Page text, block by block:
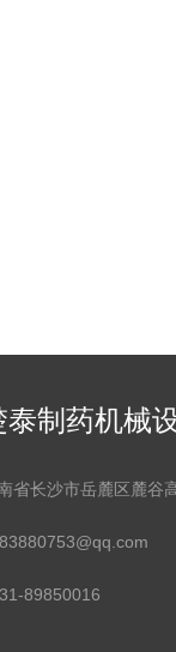
制药机械
省长沙市岳麓区麓谷
89850016